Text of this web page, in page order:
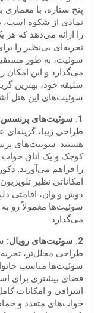
پنج ستاره، با
نمادی از شکوه
را ارائه می‌دهد که هر
تجربه‌ای بی‌نظیر را
سوئیت، به طور
می‌گذارد و این
سلیقه خود، بهترین
سوئیت‌های این هتل
1. سوئیت‌های پرنسس:
طراحی زیبا، گزینه‌ای
هستند. سوئیت‌های
کوچک و یک اتاق
را فراهم می‌آورند.
دوش و وان، اقامتی
سوئیت‌ها معمولاً رو
می‌گذارد.
2. سوئیت‌های رویال:
طراحی مجلل‌تر،
سوئیت‌ها مناسب
فضای بیشتری برای
اشرافی و امکانات
خواب‌های متعدد و